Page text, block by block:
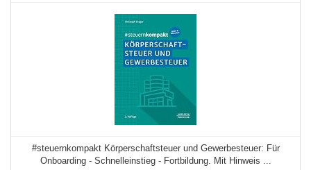
#steuernkompakt Körperschaftsteuer und Gewerbesteuer: Für
Onboarding - Schnelleinstieg - Fortbildung. Mit Hinweis ...